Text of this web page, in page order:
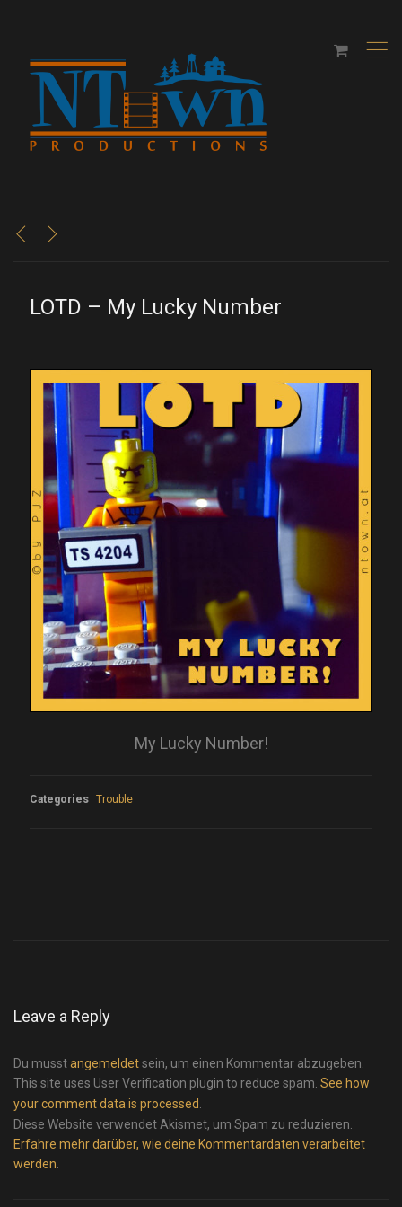
,
< >
LOTD – My Lucky Number
My Lucky Number!
Categories Trouble
Leave a Reply
Du musstangemeldetsein, um einen Kommentar abzugeben.
This site uses User Verification plugin to reduce spam. See how
your comment data is processed
Diese Website verwendet Akismet, um Spam zu reduzieren.
Erfahre mehr darüber, wie deine Kommentardaten verarbeitet
werden